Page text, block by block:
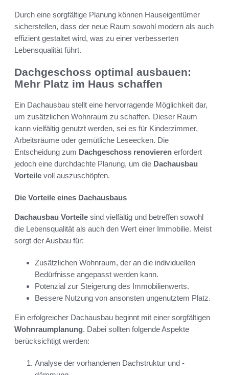
Durch eine sorgfältige Planung können Hauseigentümer
sicherstellen, dass der neue Raum sowohl modern als auch
effizient gestaltet wird, was zu einer verbesserten
Lebensqualität führt.
Dachgeschoss optimal ausbauen:
Mehr Platz im Haus schaffen
Ein Dachausbau stellt eine hervorragende Möglichkeit dar,
um zusätzlichen Wohnraum zu schaffen. Dieser Raum
kann vielfältig genutzt werden, sei es für Kinderzimmer,
Arbeitsräume oder gemütliche Leseecken. Die
Entscheidung zum Dachgeschoss renovieren erfordert
jedoch eine durchdachte Planung, um die Dachausbau
Vorteile voll auszuschöpfen.
Die Vorteile eines Dachausbaus
Dachausbau Vorteile sind vielfältig und betreffen sowohl
die Lebensqualität als auch den Wert einer Immobilie. Meist
sorgt der Ausbau für:
Zusätzlichen Wohnraum, der an die individuellen
Bedürfnisse angepasst werden kann.
Potenzial zur Steigerung des Immobilienwerts.
Bessere Nutzung von ansonsten ungenutztem Platz.
Ein erfolgreicher Dachausbau beginnt mit einer sorgfältigen
Wohnraumplanung. Dabei sollten folgende Aspekte
berücksichtigt werden:
Analyse der vorhandenen Dachstruktur und -